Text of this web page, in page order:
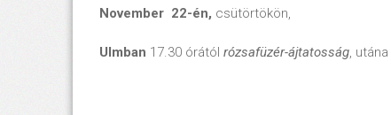
November 22-én, csütörtökön,
Ulmban 17.30 órától rózsafüzér-ájtatosság, utána